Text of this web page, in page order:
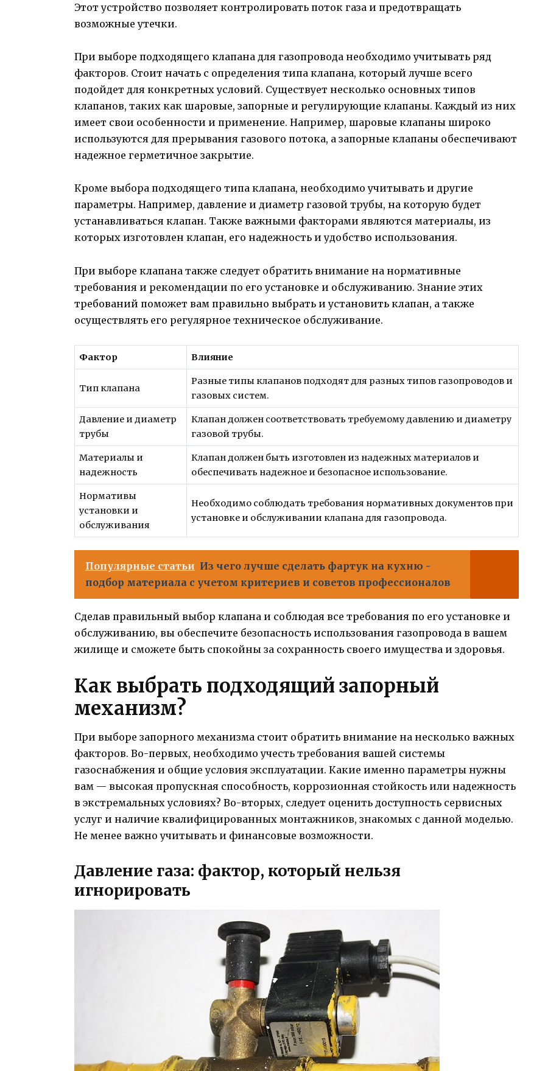
Этот устройство позволяет контролировать поток газа и предотвращать
возможные утечки.
При выборе подходящего клапана для газопровода необходимо учитывать ряд
факторов. Стоит начать с определения типа клапана, который лучше всего
подойдет для конкретных условий. Существует несколько основных типов
клапанов, таких как шаровые, запорные и регулирующие клапаны. Каждый из них
имеет свои особенности и применение. Например, шаровые клапаны широко
используются для прерывания газового потока, а запорные клапаны обеспечивают
надежное герметичное закрытие.
Кроме выбора подходящего типа клапана, необходимо учитывать и другие
параметры. Например, давление и диаметр газовой трубы, на которую будет
устанавливаться клапан. Также важными факторами являются материалы, из
которых изготовлен клапан, его надежность и удобство использования.
При выборе клапана также следует обратить внимание на нормативные
требования и рекомендации по его установке и обслуживанию. Знание этих
требований поможет вам правильно выбрать и установить клапан, а также
осуществлять его регулярное техническое обслуживание.
Фактор Влияние
Тип клапана
Разные типы клапанов подходят для разных типов газопроводов и
газовых систем.
Давление и диаметр
трубы
Клапан должен соответствовать требуемому давлению и диаметру
газовой трубы.
Материалы и
надежность
Клапан должен быть изготовлен из надежных материалов и
обеспечивать надежное и безопасное использование.
Нормативы
установки и
обслуживания
Необходимо соблюдать требования нормативных документов при
установке и обслуживании клапана для газопровода.
Популярные статьи Из чего лучше сделать фартук на кухню -
подбор материала с учетом критериев и советов профессионалов
Сделав правильный выбор клапана и соблюдая все требования по его установке и
обслуживанию, вы обеспечите безопасность использования газопровода в вашем
жилище и сможете быть спокойны за сохранность своего имущества и здоровья.
Как выбрать подходящий запорный
механизм?
При выборе запорного механизма стоит обратить внимание на несколько важных
факторов. Во-первых, необходимо учесть требования вашей системы
газоснабжения и общие условия эксплуатации. Какие именно параметры нужны
вам — высокая пропускная способность, коррозионная стойкость или надежность
в экстремальных условиях? Во-вторых, следует оценить доступность сервисных
услуг и наличие квалифицированных монтажников, знакомых с данной моделью.
Не менее важно учитывать и финансовые возможности.
Давление газа: фактор, который нельзя
игнорировать